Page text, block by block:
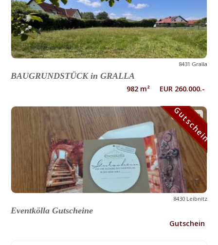
8431 Gralla
BAUGRUNDSTÜCK in GRALLA
982 m² EUR 260.000.-
Gutschein
8430 Leibnitz
Eventkölla Gutscheine
Gutschein
Gutschein